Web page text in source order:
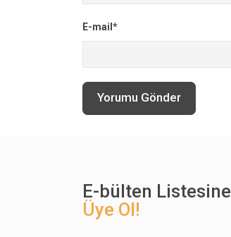
E-mail*
Yorumu Gönder
E-bülten Listesine
Üye Ol!